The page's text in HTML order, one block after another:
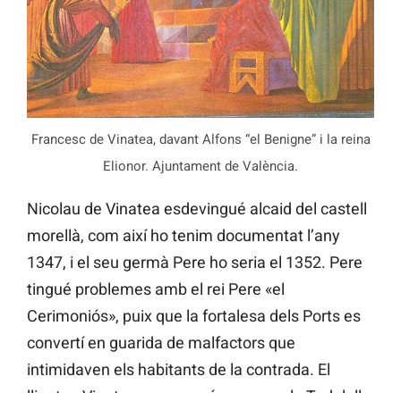
Francesc de Vinatea, davant Alfons “el Benigne” i la reina
Elionor. Ajuntament de València.
Nicolau de Vinatea esdevingué alcaid del castell
morellà, com així ho tenim documentat l’any
1347, i el seu germà Pere ho seria el 1352. Pere
tingué problemes amb el rei Pere «el
Cerimoniós», puix que la fortalesa dels Ports es
convertí en guarida de malfactors que
intimidaven els habitants de la contrada. El